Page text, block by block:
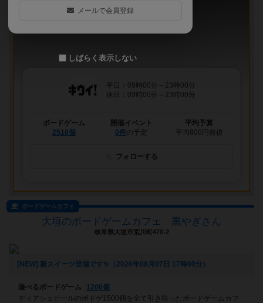
平日：09時00分～23時00分
休日：09時00分～23時00分
ボードゲーム
2518個
開催イベント
0件の予定
平均予算
平均800円前後
フォローする
ボードゲームカフェ
大垣のボードゲームカフェ 黒やぎさん
岐阜県大垣市荒川町470-2
[NEW] 新スイーツ登場です✨️（2026年08月07日 17時00分）
遊べるボードゲーム
1206個
ディアシュピールのボドゲ1500個を全て引き取ったボードゲームカフ
メールで会員登録
しばらく表示しない